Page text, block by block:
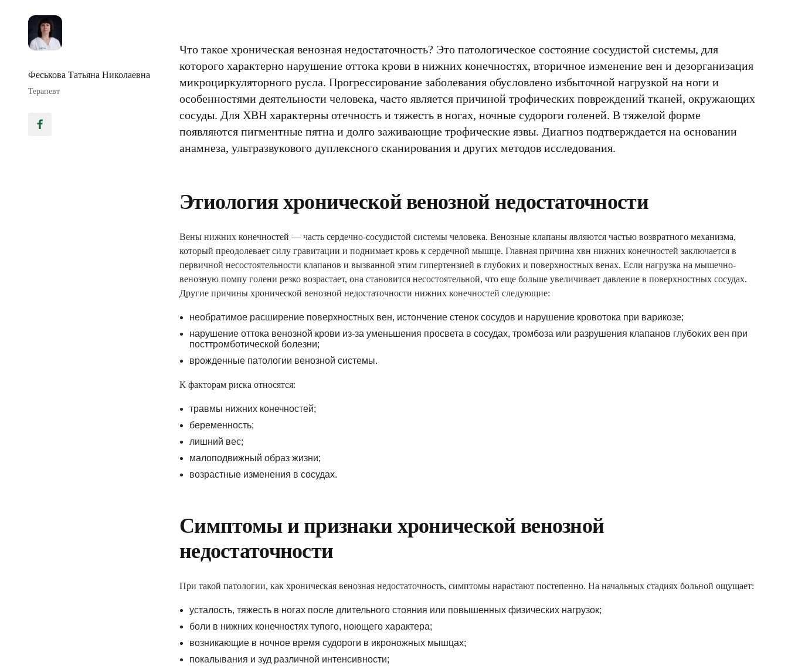
Феськова Татьяна Николаевна
Терапевт
Что такое хроническая венозная недостаточность? Это патологическое состояние сосудистой системы, для
которого характерно нарушение оттока крови в нижних конечностях, вторичное изменение вен и дезорганизация
микроциркуляторного русла. Прогрессирование заболевания обусловлено избыточной нагрузкой на ноги и
особенностями деятельности человека, часто является причиной трофических повреждений тканей, окружающих
сосуды. Для ХВН характерны отечность и тяжесть в ногах, ночные судороги голеней. В тяжелой форме
появляются пигментные пятна и долго заживающие трофические язвы. Диагноз подтверждается на основании
анамнеза, ультразвукового дуплексного сканирования и других методов исследования.
Этиология хронической венозной недостаточности
Вены нижних конечностей — часть сердечно-сосудистой системы человека. Венозные клапаны являются частью возвратного механизма,
который преодолевает силу гравитации и поднимает кровь к сердечной мышце. Главная причина хвн нижних конечностей заключается в
первичной несостоятельности клапанов и вызванной этим гипертензией в глубоких и поверхностных венах. Если нагрузка на мышечно-
венозную помпу голени резко возрастает, она становится несостоятельной, что еще больше увеличивает давление в поверхностных сосудах.
Другие причины хронической венозной недостаточности нижних конечностей следующие:
необратимое расширение поверхностных вен, истончение стенок сосудов и нарушение кровотока при варикозе;
нарушение оттока венозной крови из-за уменьшения просвета в сосудах, тромбоза или разрушения клапанов глубоких вен при
посттромботической болезни;
врожденные патологии венозной системы.
К факторам риска относятся:
травмы нижних конечностей;
беременность;
лишний вес;
малоподвижный образ жизни;
возрастные изменения в сосудах.
Симптомы и признаки хронической венозной
недостаточности
При такой патологии, как хроническая венозная недостаточность, симптомы нарастают постепенно. На начальных стадиях больной ощущает:
усталость, тяжесть в ногах после длительного стояния или повышенных физических нагрузок;
боли в нижних конечностях тупого, ноющего характера;
возникающие в ночное время судороги в икроножных мышцах;
покалывания и зуд различной интенсивности;
ПОДПИШИ ДЕКЛАРАЦИЮ С СЕМЕЙНЫМ
ДОКТОРОМ И ПОЛУЧИ БЕСПЛАТНО:
справки и больничные
электронные направления
«доступное лекарство»
вакцинацию и др.
ПОДПИСАТЬ ДЕКЛАРАЦИЮ ОНЛАЙН